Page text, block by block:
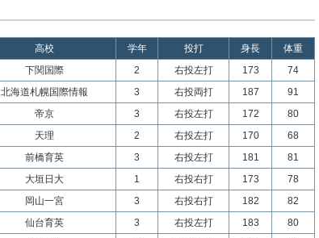
高校 学年 投打 身長
体重
下関国際 2 右投左打 173
74
北海道札幌国際情報 3 右投両打 187
91
帝京 3 右投左打 172
80
天理 2 右投左打 170
68
前橋育英 3 右投左打 181
81
大垣日大 1 右投右打 173
78
岡山一宮 3 右投右打 182
82
仙台育英 3 右投左打 183
80